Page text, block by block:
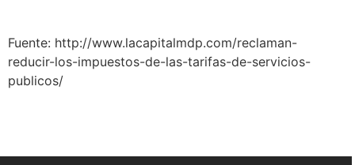
Fuente: http://www.lacapitalmdp.com/reclaman-
reducir-los-impuestos-de-las-tarifas-de-servicios-
publicos/